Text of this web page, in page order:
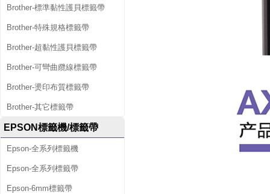
Brother-標準黏性護貝標籤帶
Brother-特殊規格標籤帶
Brother-超黏性護貝標籤帶
Brother-可彎曲纜線標籤帶
Brother-燙印布質標籤帶
Brother-其它標籤帶
EPSON標籤機/標籤帶
Epson-全系列標籤機
Epson-全系列標籤帶
Epson-6mm標籤帶